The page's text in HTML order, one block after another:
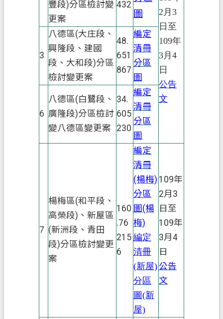
豐段)分區檢討變
更案
432
圖
2月3
日至
109年
3月4
日
公告
文
3
八德區(大庄段、
興隆段、建國
段、大和段)分區
檢討變更案
48.
651
867
編定
清冊
分區
圖
6
八德區(白鷺段、
廣隆段)分區檢討
變八德區變更案
34.
605
230
編定
清冊
分區
圖
7
楊梅區(和平段、
高榮段)、新屋區
(新洲段、青田
段)分區檢討變更
案
160
.76
215
6
編定
清冊
(楊梅)
分區
圖(楊
梅)
編定
清冊
(新屋)
分區
圖(新
屋)
109年
2月3
日至
109年
3月4
日
公告
文